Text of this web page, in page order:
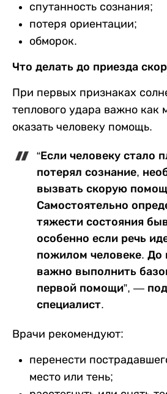
спутанность сознания;
потеря ориентации;
обморок.
Что делать до приезда
При первых признаках
теплового удара важно как
оказать человеку помощь.
“Если человеку стало
потерял сознание,
вызвать скорую
Самостоятельно
тяжести состояния
особенно если речь
пожилом человеке. До
важно выполнить
первой помощи”, —
специалист.
Врачи рекомендуют:
перенести
место или тень;